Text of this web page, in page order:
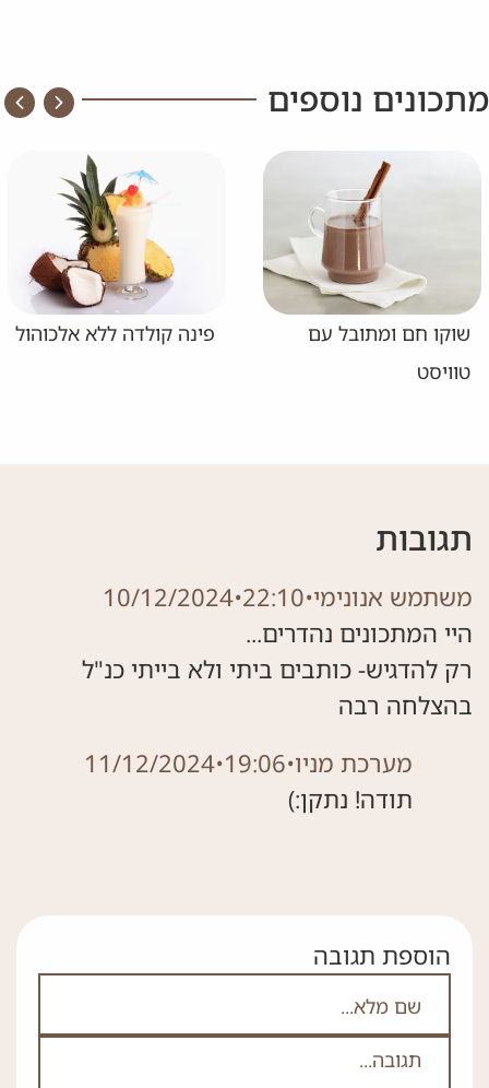
מתכונים נוספים
שוקו חם ומתובל עם
טוויסט
פינה קולדה ללא אלכוהול
תגובות
משתמש אנונימי•
22:10
•
10/12/2024
בהצלחה רבה
מערכת מניו•
19:06
•
11/12/2024
תודה! נתקן:)
אם אתה לא רובוט אל תמלא את השדה הזה
הוספת תגובה
מלא
*